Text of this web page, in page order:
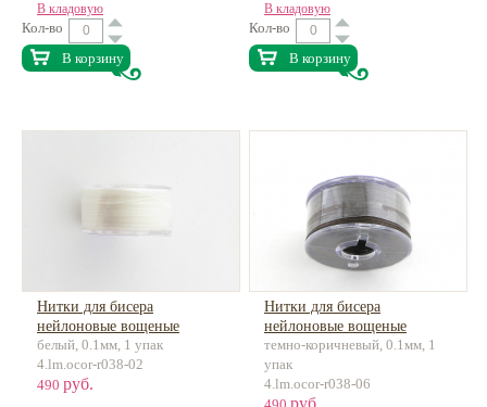
В кладовую
Кол-во
В корзину
В кладовую
Кол-во
В корзину
Нитки для бисера
нейлоновые вощеные
некрученые 0.1мм ок.45м
белый, 0.1мм, 1 упак
4.lm.ocor-r038-02
490 руб.
Нитки для бисера
нейлоновые вощеные
некрученые 0.1мм ок.45м
темно-коричневый, 0.1мм, 1
упак
4.lm.ocor-r038-06